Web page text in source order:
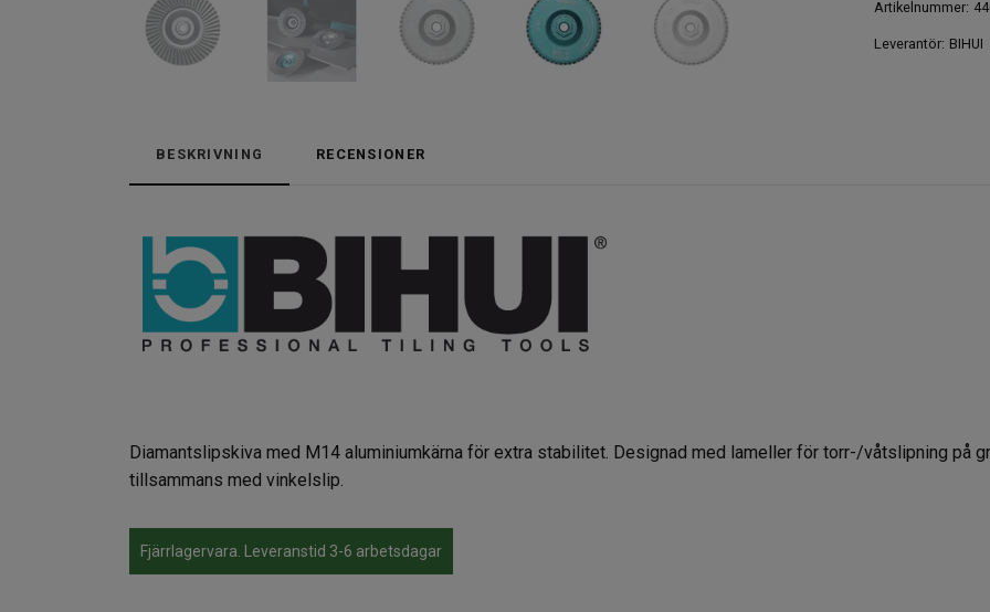
Artikelnummer:
Leverantör: BIHUI
BESKRIVNING RECENSIONER
Diamantslipskiva med M14 aluminiumkärna för extra stabilitet. Designad med lameller för torr-/våtslipning på
tillsammans med vinkelslip.
Fjärrlagervara. Leveranstid 3-6 arbetsdagar